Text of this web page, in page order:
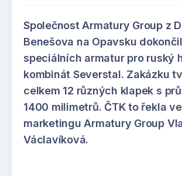
Společnost Armatury Group z
Benešova na Opavsku
speciálních armatur pro ruský
kombinát Severstal. Zakázku
celkem 12 různých klapek s
1400 milimetrů. ČTK to řekla
marketingu Armatury Group
Václavíková.